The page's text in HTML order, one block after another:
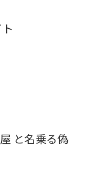
と名乗る偽